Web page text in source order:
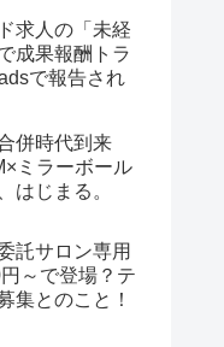
求人の「未経
成果報酬トラ
で報告され
併時代到来
ミラーボール
はじまる。
託サロン専用
～で登場？テ
集とのこと！